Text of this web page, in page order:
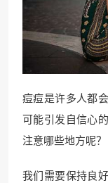
痘痘是许多人都
可能引发自信心
注意哪些地方呢？
我们需要保持良